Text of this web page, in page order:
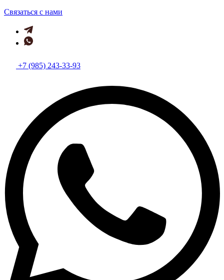
Cвязаться с нами
+7 (985) 243-33-93